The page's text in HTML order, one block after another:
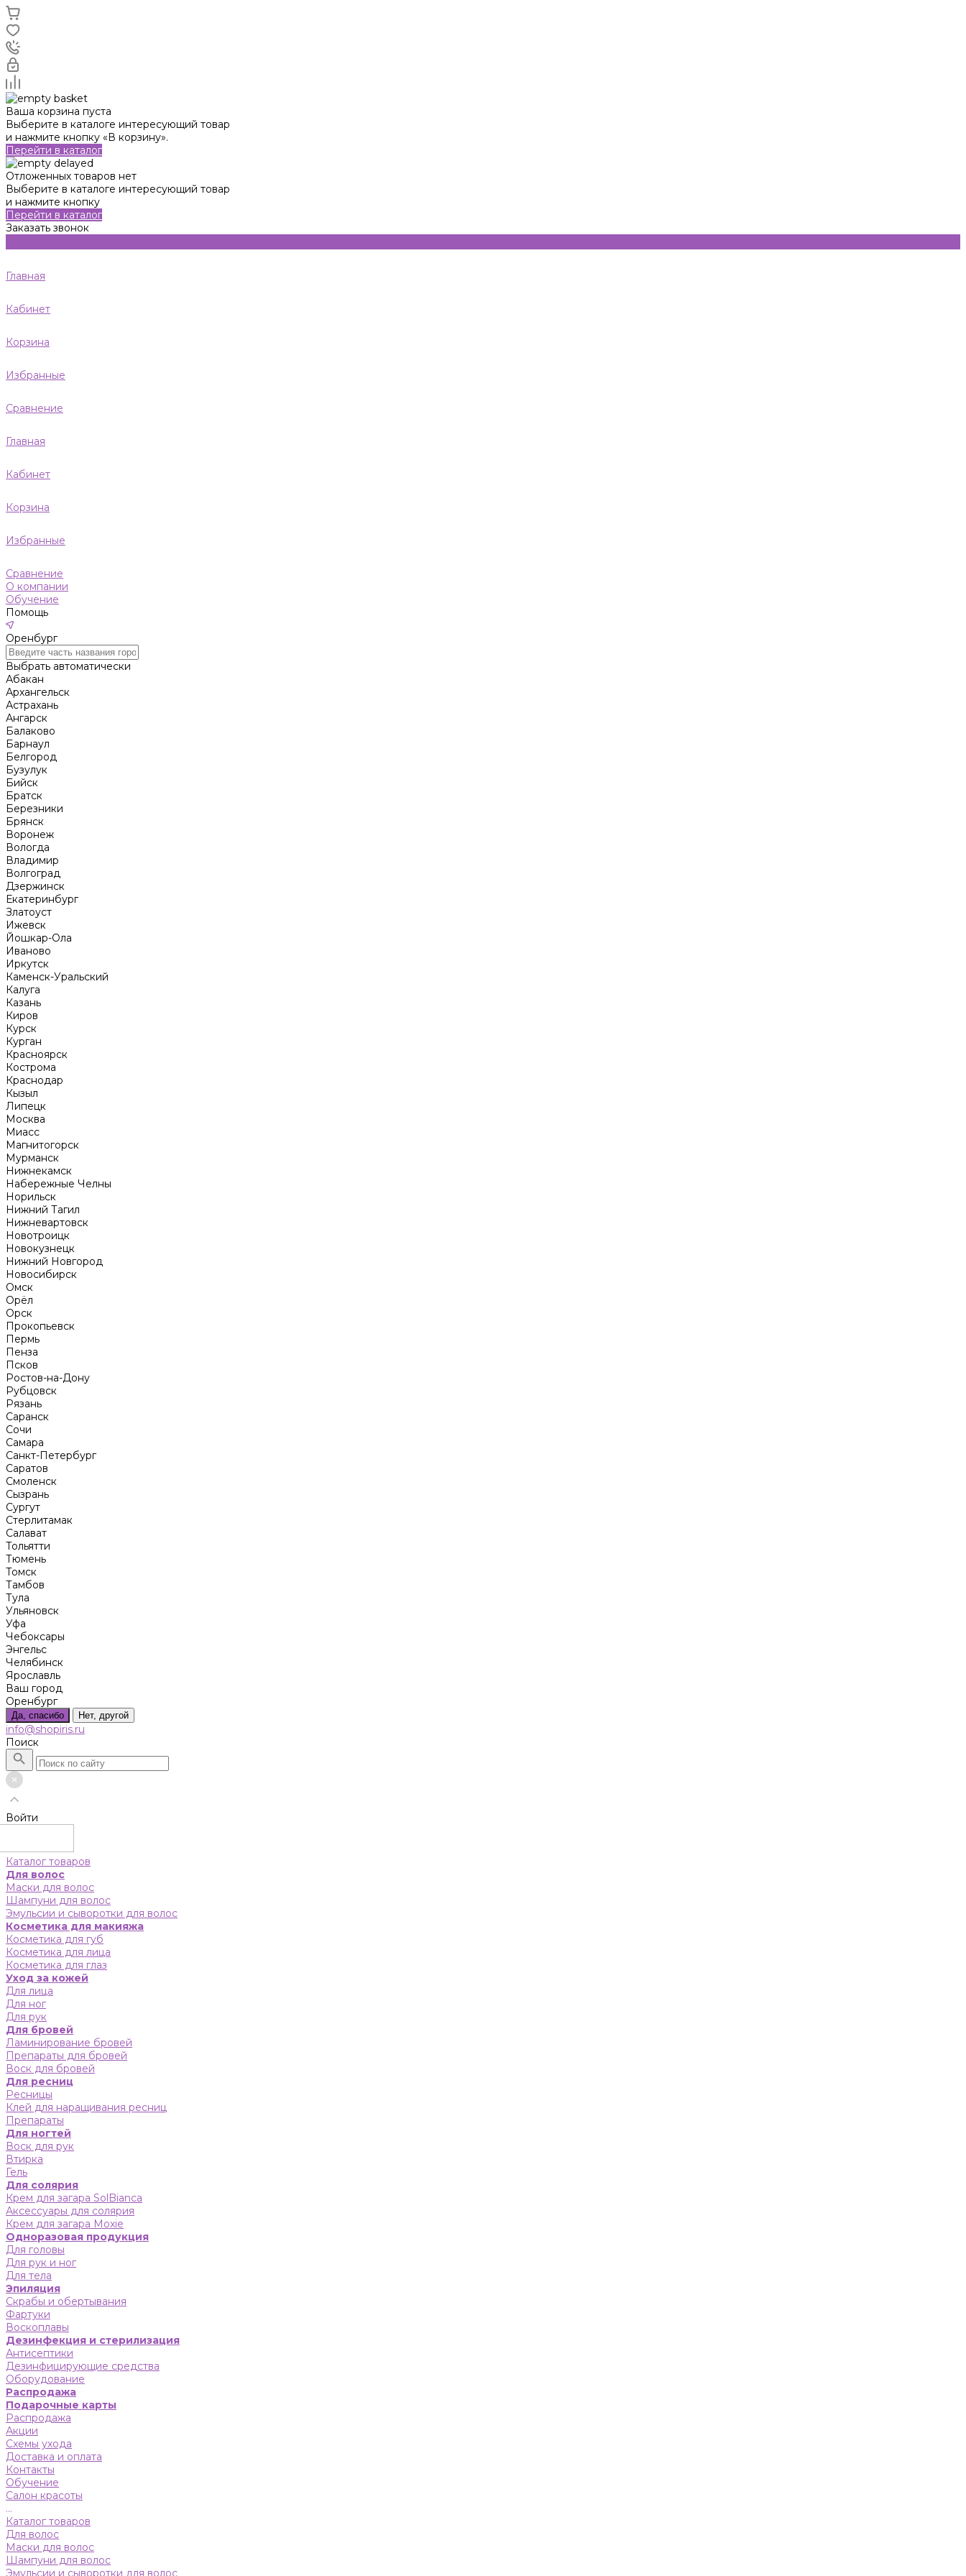
Ваша корзина пуста
Выберите в каталоге интересующий товар
и нажмите кнопку «В корзину».
Перейти в каталог
Отложенных товаров нет
Выберите в каталоге интересующий товар
и нажмите кнопку
Перейти в каталог
Заказать звонок
Главная
Кабинет
Корзина
Избранные
Сравнение
Главная
Кабинет
Корзина
Избранные
Сравнение
О компании
Обучение
Помощь
Оренбург
Выбрать автоматически
Абакан
Архангельск
Астрахань
Ангарск
Балаково
Барнаул
Белгород
Бузулук
Бийск
Братск
Березники
Брянск
Воронеж
Вологда
Владимир
Волгоград
Дзержинск
Екатеринбург
Златоуст
Ижевск
Йошкар-Ола
Иваново
Иркутск
Каменск-Уральский
Калуга
Казань
Киров
Курск
Курган
Красноярск
Кострома
Краснодар
Кызыл
Липецк
Москва
Миасс
Магнитогорск
Мурманск
Нижнекамск
Набережные Челны
Норильск
Нижний Тагил
Нижневартовск
Новотроицк
Новокузнецк
Нижний Новгород
Новосибирск
Омск
Орёл
Орск
Прокопьевск
Пермь
Пенза
Псков
Ростов-на-Дону
Рубцовск
Рязань
Саранск
Сочи
Самара
Санкт-Петербург
Саратов
Смоленск
Сызрань
Сургут
Стерлитамак
Салават
Тольятти
Тюмень
Томск
Тамбов
Тула
Ульяновск
Уфа
Чебоксары
Энгельс
Челябинск
Ярославль
Ваш город
Оренбург
Да, спасибо Нет, другой
info@shopiris.ru
Поиск
Войти
Каталог товаров
Для волос
Маски для волос
Шампуни для волос
Эмульсии и сыворотки для волос
Косметика для макияжа
Косметика для губ
Косметика для лица
Косметика для глаз
Уход за кожей
Для лица
Для ног
Для рук
Для бровей
Ламинирование бровей
Препараты для бровей
Воск для бровей
Для ресниц
Ресницы
Клей для наращивания ресниц
Препараты
Для ногтей
Воск для рук
Втирка
Гель
Для солярия
Крем для загара SolBianca
Аксессуары для солярия
Крем для загара Moxie
Одноразовая продукция
Для головы
Для рук и ног
Для тела
Эпиляция
Скрабы и обертывания
Фартуки
Воскоплавы
Дезинфекция и стерилизация
Антисептики
Дезинфицирующие средства
Оборудование
Распродажа
Подарочные карты
Распродажа
Акции
Схемы ухода
Доставка и оплата
Контакты
Обучение
Салон красоты
...
Каталог товаров
Для волос
Маски для волос
Шампуни для волос
Эмульсии и сыворотки для волос